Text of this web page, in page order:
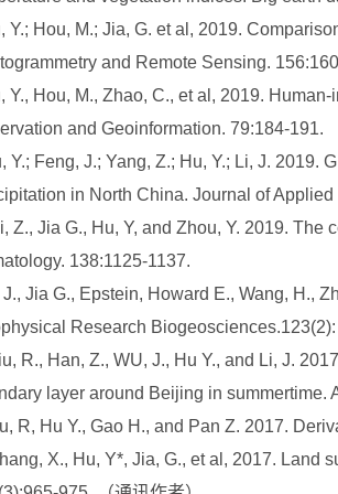
Y.; Hou, M.; Jia, G. et al, 2019.
and Remote Sensing.
Y., Hou, M., Zhao, C., et al, 2019.
and Geoinformation. 79:184-191.
Y.; Feng, J.; Yang, Z.; Hu, Y.; Li, J.
in North China. Journal of
Z., Jia G., Hu, Y, and Zhou, Y. 2019.
138:1125-1137.
Jia G., Epstein, Howard E., Wang, H.,
Research
R., Han, Z., WU, J., Hu Y., and Li, J.
layer around Beijing in summertime.
R, Hu Y., Gao H., and Pan Z. 2017.
X., Hu, Y*, Jia, G., et al, 2017. Land